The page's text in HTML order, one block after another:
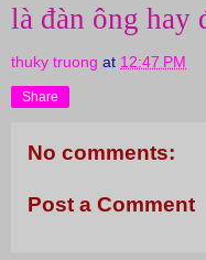
là đàn ông hay
thuky truong at 12:47 PM
Share
No comments:
Post a Comment